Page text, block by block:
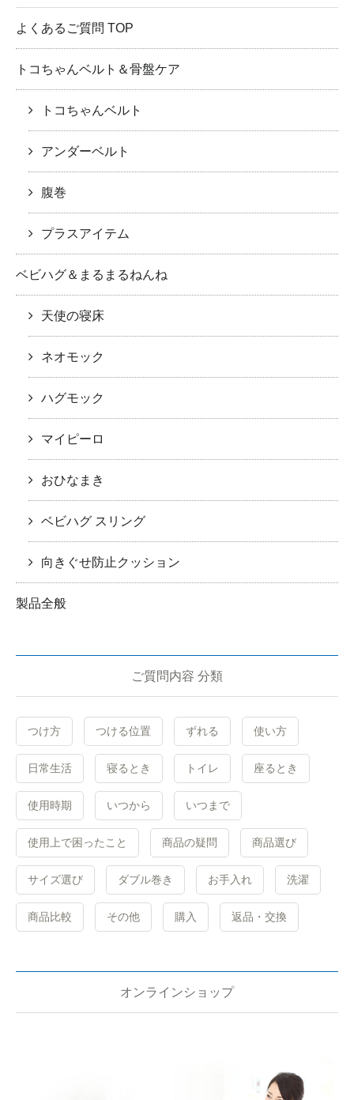
よくあるご質問 TOP
トコちゃんベルト＆骨盤ケア
トコちゃんベルト
アンダーベルト
腹巻
プラスアイテム
ベビハグ＆まるまるねんね
天使の寝床
ネオモック
ハグモック
マイピーロ
おひなまき
ベビハグ スリング
向きぐせ防止クッション
製品全般
ご質問内容 分類
つけ方 つける位置 ずれる 使い方
日常生活 寝るとき トイレ 座るとき
使用時期 いつから いつまで
使用上で困ったこと 商品の疑問 商品選び
サイズ選び ダブル巻き お手入れ 洗濯
商品比較 その他 購入 返品・交換
オンラインショップ